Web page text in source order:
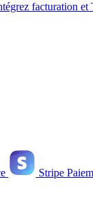
facturation et
Stripe